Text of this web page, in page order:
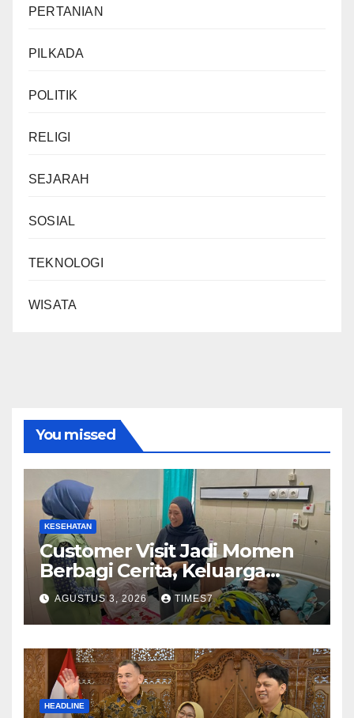
PERTANIAN
PILKADA
POLITIK
RELIGI
SEJARAH
SOSIAL
TEKNOLOGI
WISATA
You missed
KESEHATAN
Customer Visit Jadi Momen
Berbagi Cerita, Keluarga
Nurhayati Rasakan Manfaat
NyataProgram JKN
AGUSTUS 3, 2026 TIMES7
HEADLINE